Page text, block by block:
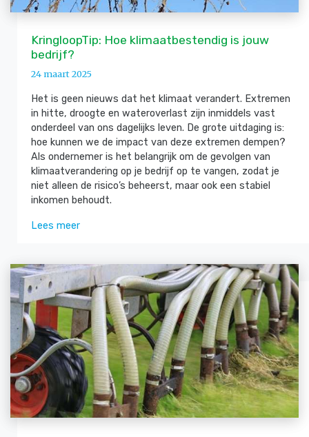
KringloopTip: Hoe klimaatbestendig is jouw
bedrijf?
24 maart 2025
Het is geen nieuws dat het klimaat verandert. Extremen
in hitte, droogte en wateroverlast zijn inmiddels vast
onderdeel van ons dagelijks leven. De grote uitdaging is:
hoe kunnen we de impact van deze extremen dempen?
Als ondernemer is het belangrijk om de gevolgen van
klimaatverandering op je bedrijf op te vangen, zodat je
niet alleen de risico’s beheerst, maar ook een stabiel
inkomen behoudt.
Lees meer